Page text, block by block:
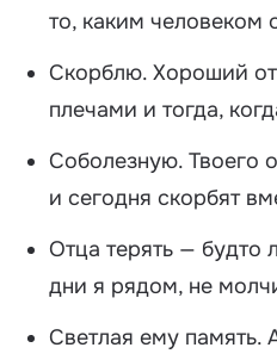
то, каким человеком
Скорблю. Хороший
плечами и тогда,
Соболезную. Твоего
и сегодня скорбят
Отца терять — будто
дни я рядом, не
Светлая ему память.